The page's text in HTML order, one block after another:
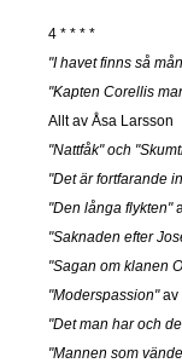
4 * * * *
"I havet finns så
"Kapten Corellis
Allt av Åsa Larsson
"Nattfåk" och
"Det är fortfarande
"Den långa flykten"
"Saknaden efter
"Sagan om klanen
"Moderspassion"av
"Det man har och
"Mannen som